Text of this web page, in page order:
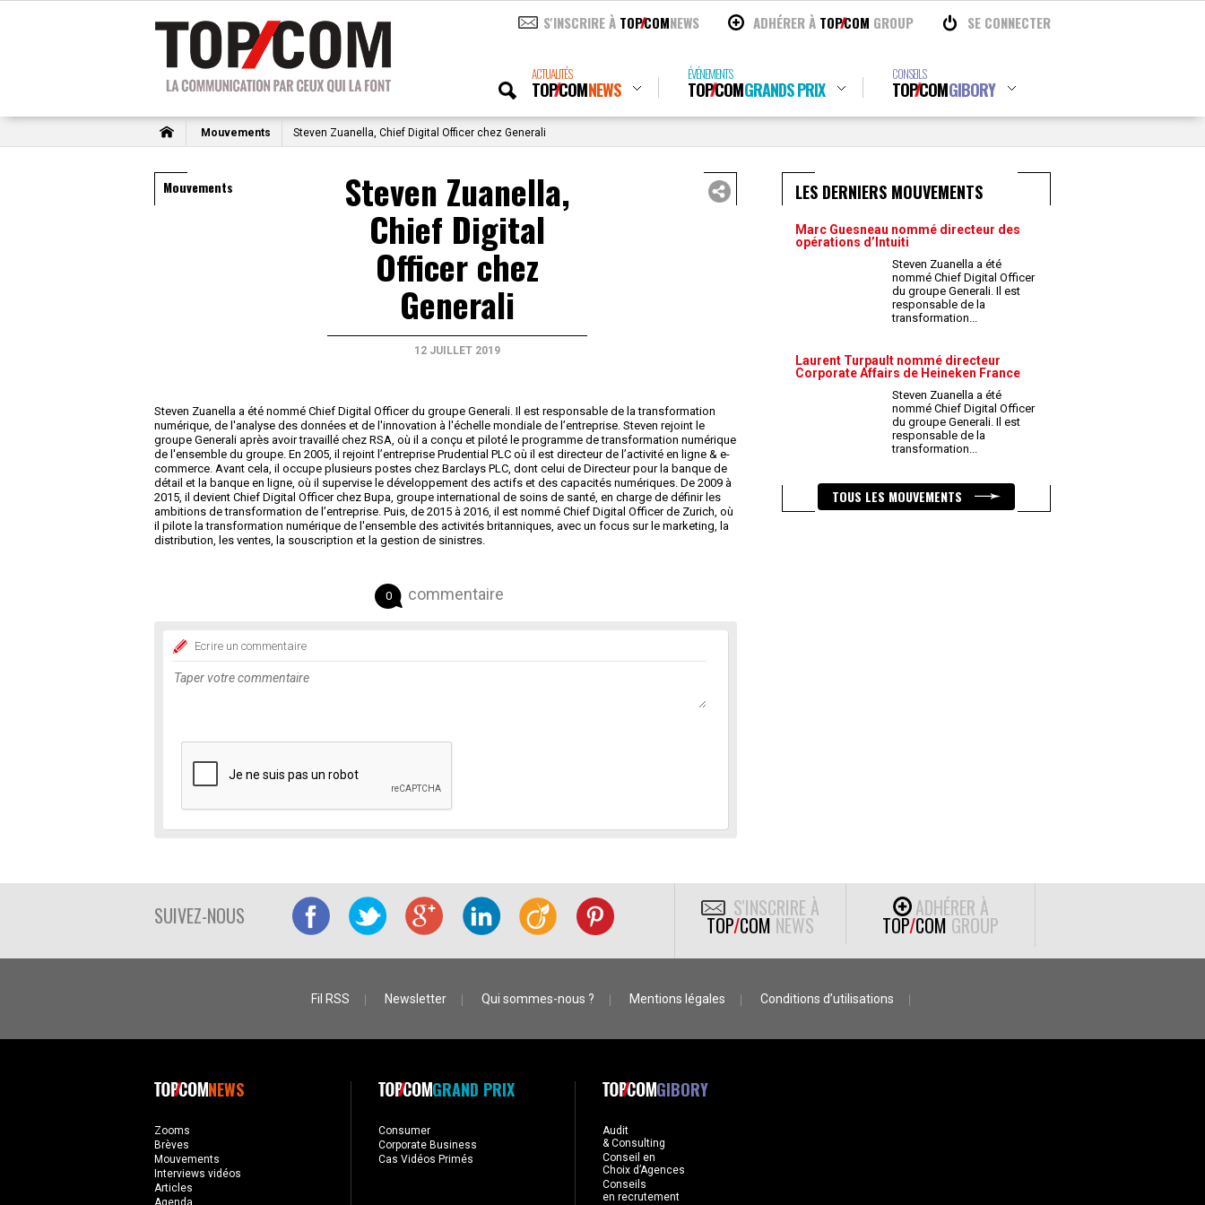
S'INSCRIRE À TOPCOMNEWS ADHÉRER À TOPCOM GROUP SE CONNECTER
ACTUALITÉS
TOPCOMNEWS
ÉVÉNEMENTS
TOPCOMGRANDS PRIX
CONSEILS
TOPCOMGIBORY
Mouvements Steven Zuanella, Chief Digital Officer chez Generali
Mouvements Steven Zuanella,
Chief Digital
Officer chez
Generali
12 JUILLET 2019
Steven Zuanella a été nommé Chief Digital Officer du groupe Generali. Il est responsable de la transformation
numérique, de l'analyse des données et de l'innovation à l'échelle mondiale de l’entreprise. Steven rejoint le
groupe Generali après avoir travaillé chez RSA, où il a conçu et piloté le programme de transformation numérique
de l'ensemble du groupe. En 2005, il rejoint l’entreprise Prudential PLC où il est directeur de l’activité en ligne & e-
commerce. Avant cela, il occupe plusieurs postes chez Barclays PLC, dont celui de Directeur pour la banque de
détail et la banque en ligne, où il supervise le développement des actifs et des capacités numériques. De 2009 à
2015, il devient Chief Digital Officer chez Bupa, groupe international de soins de santé, en charge de définir les
ambitions de transformation de l’entreprise. Puis, de 2015 à 2016, il est nommé Chief Digital Officer de Zurich, où
il pilote la transformation numérique de l'ensemble des activités britanniques, avec un focus sur le marketing, la
distribution, les ventes, la souscription et la gestion de sinistres.
0 commentaire
Ecrire un commentaire
LES DERNIERS MOUVEMENTS
Marc Guesneau nommé directeur des
opérations d’Intuiti
Steven Zuanella a été
nommé Chief Digital Officer
du groupe Generali. Il est
responsable de la
transformation...
Laurent Turpault nommé directeur
Corporate Affairs de Heineken France
Steven Zuanella a été
nommé Chief Digital Officer
du groupe Generali. Il est
responsable de la
transformation...
TOUS LES MOUVEMENTS
SUIVEZ-NOUS S'INSCRIRE À
TOP/COM NEWS
ADHÉRER À
TOP/COM GROUP
Fil RSS Newsletter Qui sommes-nous ? Mentions légales Conditions d’utilisations
NEWS
Zooms
Brèves
Mouvements
Interviews vidéos
Articles
Agenda
GRAND PRIX
Consumer
Corporate Business
Cas Vidéos Primés
GIBORY
Audit
& Consulting
Conseil en
Choix d’Agences
Conseils
en recrutement